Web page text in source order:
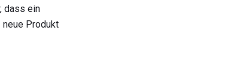
dass ein
neue Produkt